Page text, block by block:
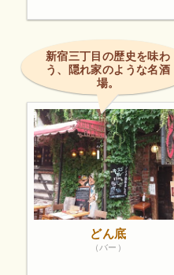
新宿三丁目の歴史を味わ
う、隠れ家のような名酒
場。
どん底
（バー）